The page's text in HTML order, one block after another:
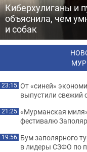
Киберхулиганы и
объяснила, чем
и собак
23:15 От «синей»
выпустили свежий
21:25 «Мурманская
фестивалю
19:56 Бум заполярного
в лидеры СЗФО по